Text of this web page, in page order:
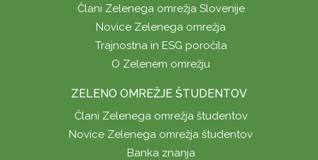
Člani Zelenega omrežja Slovenije
Novice Zelenega omrežja
Trajnostna in ESG poročila
O Zelenem omrežju
ZELENO OMREŽJE ŠTUDENTOV
Člani Zelenega omrežja študentov
Novice Zelenega omrežja študentov
Banka znanja